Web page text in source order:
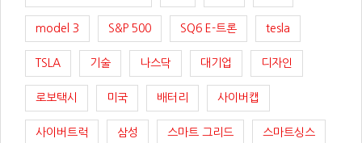
model 3 S&P 500 SQ6 E-트론 tesla
TSLA 기술 나스닥 대기업 디자인
로보택시 미국 배터리 사이버캡
사이버트럭 삼성 스마트 그리드 스마트싱스